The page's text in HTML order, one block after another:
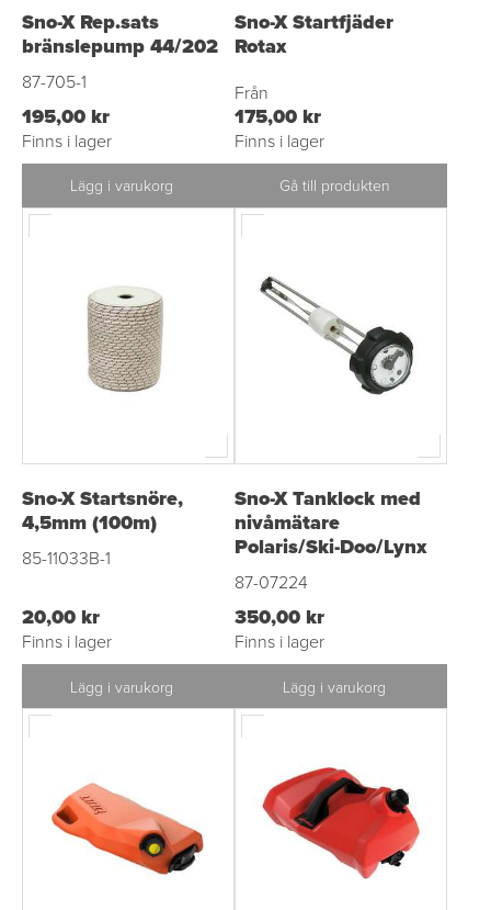
Sno-X Rep.sats
bränslepump 44/202
87-705-1
195,00 kr
Finns i lager
Lägg i varukorg
Sno-X Startfjäder
Rotax
Från
175,00 kr
Finns i lager
Gå till produkten
Sno-X Startsnöre,
4,5mm (100m)
85-11033B-1
20,00 kr
Finns i lager
Lägg i varukorg
Sno-X Tanklock med
nivåmätare
Polaris/Ski-Doo/Lynx
87-07224
350,00 kr
Finns i lager
Lägg i varukorg